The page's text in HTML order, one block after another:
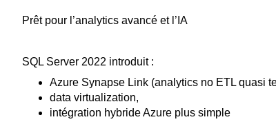
Prêt pour l’analytics avancé et l’IA
SQL Server 2022 introduit :
Azure Synapse Link (analytics no ETL quasi
data virtualization,
intégration hybride Azure plus simple